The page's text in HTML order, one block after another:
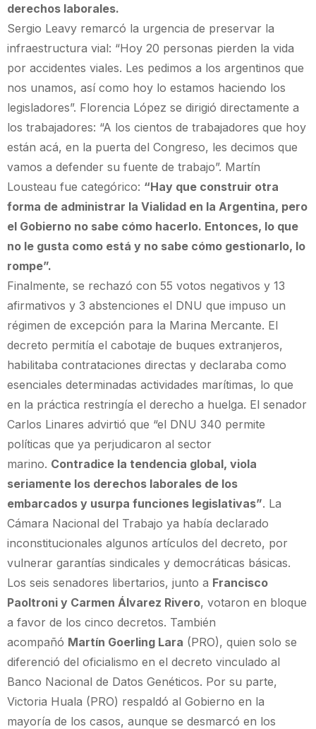
derechos laborales.
Sergio Leavy remarcó la urgencia de preservar la
infraestructura vial: “Hoy 20 personas pierden la vida
por accidentes viales. Les pedimos a los argentinos que
nos unamos, así como hoy lo estamos haciendo los
legisladores”. Florencia López se dirigió directamente a
los trabajadores: “A los cientos de trabajadores que hoy
están acá, en la puerta del Congreso, les decimos que
vamos a defender su fuente de trabajo”. Martín
Lousteau fue categórico: “Hay que construir otra
forma de administrar la Vialidad en la Argentina, pero
el Gobierno no sabe cómo hacerlo. Entonces, lo que
no le gusta como está y no sabe cómo gestionarlo, lo
rompe”.
Finalmente, se rechazó con 55 votos negativos y 13
afirmativos y 3 abstenciones el DNU que impuso un
régimen de excepción para la Marina Mercante. El
decreto permitía el cabotaje de buques extranjeros,
habilitaba contrataciones directas y declaraba como
esenciales determinadas actividades marítimas, lo que
en la práctica restringía el derecho a huelga. El senador
Carlos Linares advirtió que “el DNU 340 permite
políticas que ya perjudicaron al sector
marino. Contradice la tendencia global, viola
seriamente los derechos laborales de los
embarcados y usurpa funciones legislativas”. La
Cámara Nacional del Trabajo ya había declarado
inconstitucionales algunos artículos del decreto, por
vulnerar garantías sindicales y democráticas básicas.
Los seis senadores libertarios, junto a Francisco
Paoltroni y Carmen Álvarez Rivero, votaron en bloque
a favor de los cinco decretos. También
acompañó Martín Goerling Lara (PRO), quien solo se
diferenció del oficialismo en el decreto vinculado al
Banco Nacional de Datos Genéticos. Por su parte,
Victoria Huala (PRO) respaldó al Gobierno en la
mayoría de los casos, aunque se desmarcó en los